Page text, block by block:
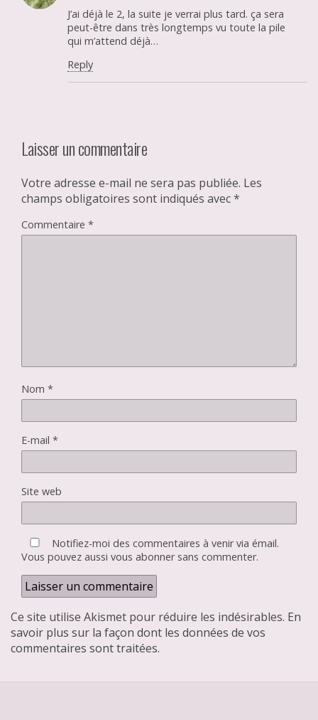
J’ai déjà le 2, la suite je verrai plus tard. ça sera
peut-être dans très longtemps vu toute la pile
qui m’attend déjà…
Reply
Laisser un commentaire
Votre adresse e-mail ne sera pas publiée. Les
champs obligatoires sont indiqués avec*
Commentaire *
Nom *
E-mail *
Site web
Notifiez-moi des commentaires à venir via émail.
Vous pouvez aussi vous abonnersans commenter.
Ce site utilise Akismet pour réduire les indésirables. En
savoir plus sur la façon dont les données de vos
commentaires sont traitées.